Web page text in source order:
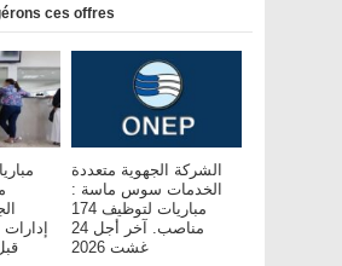
ces offres
قبل 28 غشت
الشركة الجهوية متعددة
الخدمات سوس ماسة :
مباريات لتوظيف 174
مناصب. آخر أجل 24
غشت 2026